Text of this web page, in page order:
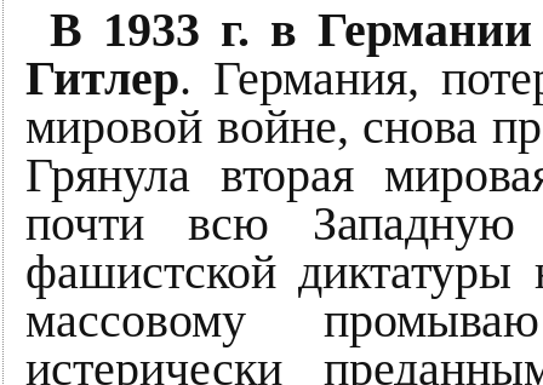
В 1933 г. в
Гитлер. Германия,
мировой войне, снова
Грянула вторая
почти всю Западную
фашистской диктатуры
массовому
истерически